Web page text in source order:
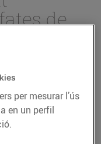
de
de
per mesurar l’ús
en un perfil